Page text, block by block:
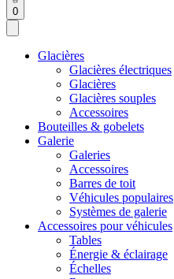
0
Glacières
Glacières électriques
Glacières
Glacières souples
Accessoires
Bouteilles & gobelets
Galerie
Galeries
Accessoires
Barres de toit
Véhicules populaires
Systèmes de galerie
Accessoires pour véhicules
Tables
Énergie & éclairage
Échelles